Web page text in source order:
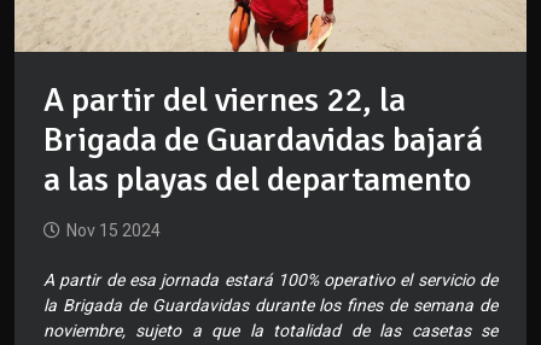
A partir del viernes 22, la
Brigada de Guardavidas bajará
a las playas del departamento
Nov 15 2024
A partir de esa jornada estará 100% operativo el servicio de
la Brigada de Guardavidas durante los fines de semana de
noviembre, sujeto a que la totalidad de las casetas se